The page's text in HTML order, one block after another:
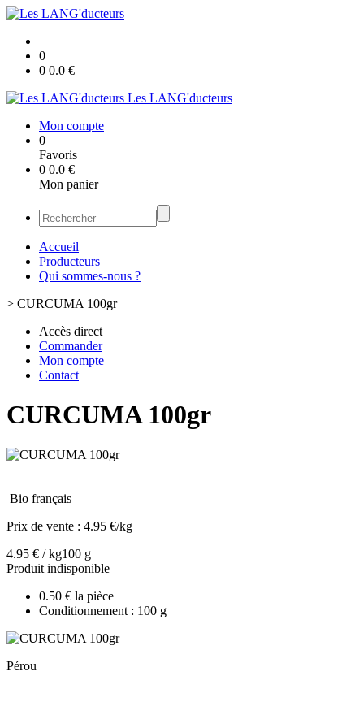
0
0 0.0 €
Les LANG'ducteurs
Mon compte
0
Favoris
0 0.0 €
Mon panier
Accueil
Producteurs
Qui sommes-nous ?
> CURCUMA 100gr
Accès direct
Commander
Mon compte
Contact
CURCUMA 100gr
Bio français
Prix de vente : 4.95 €/kg
4.95 € / kg100 g
Produit indisponible
0.50 € la pièce
Conditionnement : 100 g
Pérou